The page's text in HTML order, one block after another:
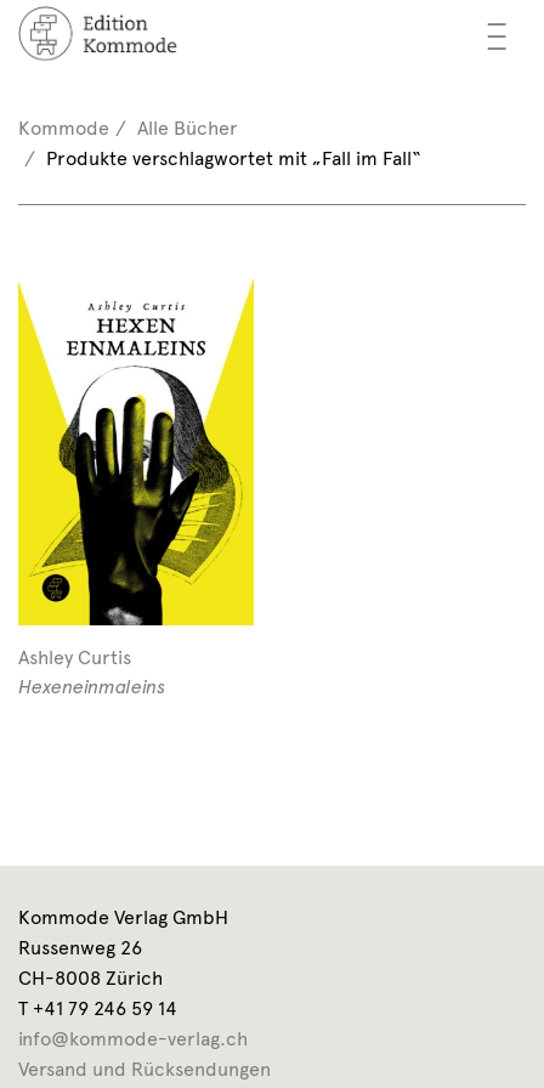
—
—
—
/ Registrieren
(0)
Kommode
Alle Bücher
Produkte verschlagwortet mit „Fall im Fall“
Ashley Curtis
Hexeneinmaleins
Kommode Verlag GmbH
Russenweg 26
CH-8008 Zürich
T +41 79 246 59 14
info@kommode-verlag.ch
Versand und Rücksendungen